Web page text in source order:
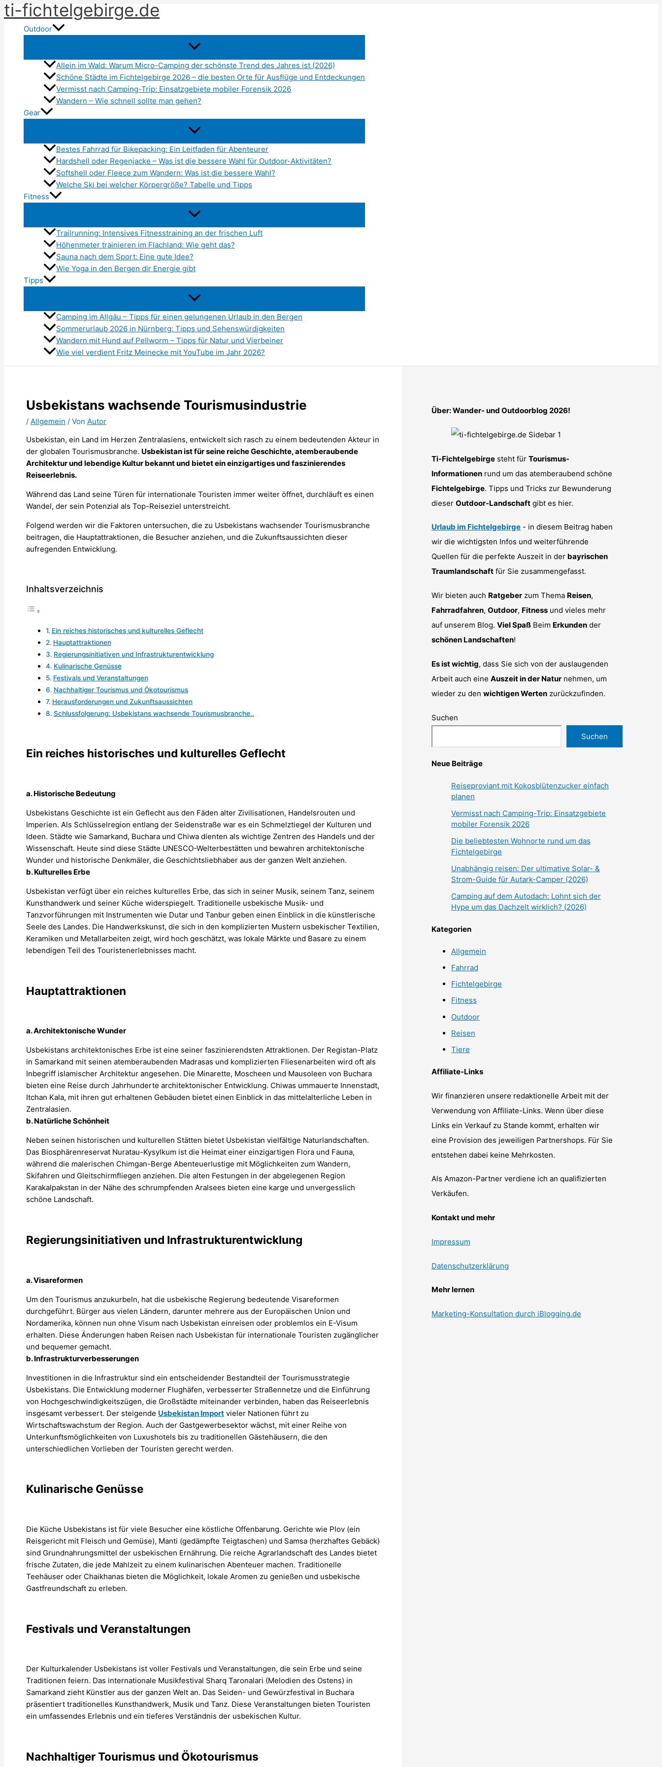
Zum
Inhalt
springen
ti-fichtelgebirge.de
Outdoor
Allein im Wald: Warum Micro-Camping der schönste Trend des Jahres ist (2026)
Schöne Städte im Fichtelgebirge 2026 – die besten Orte für Ausflüge und Entdeckungen
Vermisst nach Camping-Trip: Einsatzgebiete mobiler Forensik 2026
Wandern – Wie schnell sollte man gehen?
Gear
Bestes Fahrrad für Bikepacking: Ein Leitfaden für Abenteurer
Hardshell oder Regenjacke – Was ist die bessere Wahl für Outdoor-Aktivitäten?
Softshell oder Fleece zum Wandern: Was ist die bessere Wahl?
Welche Ski bei welcher Körpergröße? Tabelle und Tipps
Fitness
Trailrunning: Intensives Fitnesstraining an der frischen Luft
Höhenmeter trainieren im Flachland: Wie geht das?
Sauna nach dem Sport: Eine gute Idee?
Wie Yoga in den Bergen dir Energie gibt
Tipps
Camping im Allgäu – Tipps für einen gelungenen Urlaub in den Bergen
Sommerurlaub 2026 in Nürnberg: Tipps und Sehenswürdigkeiten
Wandern mit Hund auf Pellworm – Tipps für Natur und Vierbeiner
Wie viel verdient Fritz Meinecke mit YouTube im Jahr 2026?
Usbekistans wachsende Tourismusindustrie
/ Allgemein / Von Autor
Usbekistan, ein Land im Herzen Zentralasiens, entwickelt sich rasch zu einem bedeutenden Akteur in
der globalen Tourismusbranche. Usbekistan ist für seine reiche Geschichte, atemberaubende
Architektur und lebendige Kultur bekannt und bietet ein einzigartiges und faszinierendes
Reiseerlebnis.
Während das Land seine Türen für internationale Touristen immer weiter öffnet, durchläuft es einen
Wandel, der sein Potenzial als Top-Reiseziel unterstreicht.
Folgend werden wir die Faktoren untersuchen, die zu Usbekistans wachsender Tourismusbranche
beitragen, die Hauptattraktionen, die Besucher anziehen, und die Zukunftsaussichten dieser
aufregenden Entwicklung.
Inhaltsverzeichnis
Ein reiches historisches und kulturelles Geflecht
Hauptattraktionen
Regierungsinitiativen und Infrastrukturentwicklung
Kulinarische Genüsse
Festivals und Veranstaltungen
Nachhaltiger Tourismus und Ökotourismus
Herausforderungen und Zukunftsaussichten
Schlussfolgerung: Usbekistans wachsende Tourismusbranche..
Ein reiches historisches und kulturelles Geflecht
a. Historische Bedeutung
Usbekistans Geschichte ist ein Geflecht aus den Fäden alter Zivilisationen, Handelsrouten und
Imperien. Als Schlüsselregion entlang der Seidenstraße war es ein Schmelztiegel der Kulturen und
Ideen. Städte wie Samarkand, Buchara und Chiwa dienten als wichtige Zentren des Handels und der
Wissenschaft. Heute sind diese Städte UNESCO-Welterbestätten und bewahren architektonische
Wunder und historische Denkmäler, die Geschichtsliebhaber aus der ganzen Welt anziehen.
b. Kulturelles Erbe
Usbekistan verfügt über ein reiches kulturelles Erbe, das sich in seiner Musik, seinem Tanz, seinem
Kunsthandwerk und seiner Küche widerspiegelt. Traditionelle usbekische Musik- und
Tanzvorführungen mit Instrumenten wie Dutar und Tanbur geben einen Einblick in die künstlerische
Seele des Landes. Die Handwerkskunst, die sich in den komplizierten Mustern usbekischer Textilien,
Keramiken und Metallarbeiten zeigt, wird hoch geschätzt, was lokale Märkte und Basare zu einem
lebendigen Teil des Touristenerlebnisses macht.
Hauptattraktionen
a. Architektonische Wunder
Usbekistans architektonisches Erbe ist eine seiner faszinierendsten Attraktionen. Der Registan-Platz
in Samarkand mit seinen atemberaubenden Madrasas und komplizierten Fliesenarbeiten wird oft als
Inbegriff islamischer Architektur angesehen. Die Minarette, Moscheen und Mausoleen von Buchara
bieten eine Reise durch Jahrhunderte architektonischer Entwicklung. Chiwas ummauerte Innenstadt,
Itchan Kala, mit ihren gut erhaltenen Gebäuden bietet einen Einblick in das mittelalterliche Leben in
Zentralasien.
b. Natürliche Schönheit
Neben seinen historischen und kulturellen Stätten bietet Usbekistan vielfältige Naturlandschaften.
Das Biosphärenreservat Nuratau-Kysylkum ist die Heimat einer einzigartigen Flora und Fauna,
während die malerischen Chimgan-Berge Abenteuerlustige mit Möglichkeiten zum Wandern,
Skifahren und Gleitschirmfliegen anziehen. Die alten Festungen in der abgelegenen Region
Karakalpakstan in der Nähe des schrumpfenden Aralsees bieten eine karge und unvergesslich
schöne Landschaft.
Regierungsinitiativen und Infrastrukturentwicklung
a. Visareformen
Um den Tourismus anzukurbeln, hat die usbekische Regierung bedeutende Visareformen
durchgeführt. Bürger aus vielen Ländern, darunter mehrere aus der Europäischen Union und
Nordamerika, können nun ohne Visum nach Usbekistan einreisen oder problemlos ein E-Visum
erhalten. Diese Änderungen haben Reisen nach Usbekistan für internationale Touristen zugänglicher
und bequemer gemacht.
b. Infrastrukturverbesserungen
Investitionen in die Infrastruktur sind ein entscheidender Bestandteil der Tourismusstrategie
Usbekistans. Die Entwicklung moderner Flughäfen, verbesserter Straßennetze und die Einführung
von Hochgeschwindigkeitszügen, die Großstädte miteinander verbinden, haben das Reiseerlebnis
insgesamt verbessert. Der steigende Usbekistan Import vieler Nationen führt zu
Wirtschaftswachstum der Region. Auch der Gastgewerbesektor wächst, mit einer Reihe von
Unterkunftsmöglichkeiten von Luxushotels bis zu traditionellen Gästehäusern, die den
unterschiedlichen Vorlieben der Touristen gerecht werden.
Kulinarische Genüsse
Die Küche Usbekistans ist für viele Besucher eine köstliche Offenbarung. Gerichte wie Plov (ein
Reisgericht mit Fleisch und Gemüse), Manti (gedämpfte Teigtaschen) und Samsa (herzhaftes Gebäck)
sind Grundnahrungsmittel der usbekischen Ernährung. Die reiche Agrarlandschaft des Landes bietet
frische Zutaten, die jede Mahlzeit zu einem kulinarischen Abenteuer machen. Traditionelle
Teehäuser oder Chaikhanas bieten die Möglichkeit, lokale Aromen zu genießen und usbekische
Gastfreundschaft zu erleben.
Festivals und Veranstaltungen
Der Kulturkalender Usbekistans ist voller Festivals und Veranstaltungen, die sein Erbe und seine
Traditionen feiern. Das internationale Musikfestival Sharq Taronalari (Melodien des Ostens) in
Samarkand zieht Künstler aus der ganzen Welt an. Das Seiden- und Gewürzfestival in Buchara
präsentiert traditionelles Kunsthandwerk, Musik und Tanz. Diese Veranstaltungen bieten Touristen
ein umfassendes Erlebnis und ein tieferes Verständnis der usbekischen Kultur.
Nachhaltiger Tourismus und Ökotourismus
Über: Wander- und Outdoorblog 2026!
Ti-Fichtelgebirge steht für Tourismus-
Informationen rund um das atemberaubend schöne
Fichtelgebirge. Tipps und Tricks zur Bewunderung
dieser Outdoor-Landschaft gibt es hier.
Urlaub im Fichtelgebirge - in diesem Beitrag haben
wir die wichtigsten Infos und weiterführende
Quellen für die perfekte Auszeit in der bayrischen
Traumlandschaft für Sie zusammengefasst.
Wir bieten auch Ratgeber zum Thema Reisen,
Fahrradfahren, Outdoor, Fitness und vieles mehr
auf unserem Blog. Viel Spaß Beim Erkunden der
schönen Landschaften!
Es ist wichtig, dass Sie sich von der auslaugenden
Arbeit auch eine Auszeit in der Natur nehmen, um
wieder zu den wichtigen Werten zurückzufinden.
Suchen
Suchen
Neue Beiträge
Reiseproviant mit Kokosblütenzucker einfach
planen
Vermisst nach Camping-Trip: Einsatzgebiete
mobiler Forensik 2026
Die beliebtesten Wohnorte rund um das
Fichtelgebirge
Unabhängig reisen: Der ultimative Solar- &
Strom-Guide für Autark-Camper (2026)
Camping auf dem Autodach: Lohnt sich der
Hype um das Dachzelt wirklich? (2026)
Kategorien
Allgemein
Fahrrad
Fichtelgebirge
Fitness
Outdoor
Reisen
Tiere
Affiliate-Links
Wir finanzieren unsere redaktionelle Arbeit mit der
Verwendung von Affiliate-Links. Wenn über diese
Links ein Verkauf zu Stande kommt, erhalten wir
eine Provision des jeweiligen Partnershops. Für Sie
entstehen dabei keine Mehrkosten.
Als Amazon-Partner verdiene ich an qualifizierten
Verkäufen.
Kontakt und mehr
Impressum
Datenschutzerklärung
Mehr lernen
Marketing-Konsultation durch iBlogging.de